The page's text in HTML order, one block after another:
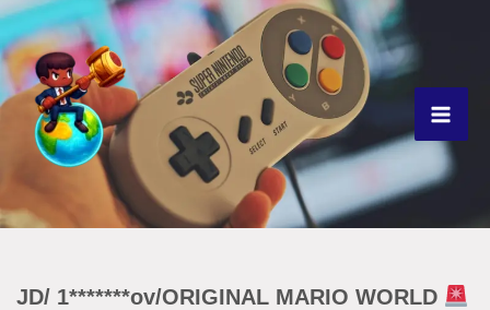
Ir
para
o
conteúdo
JD/ 1*******ov/ORIGINAL MARIO WORLD